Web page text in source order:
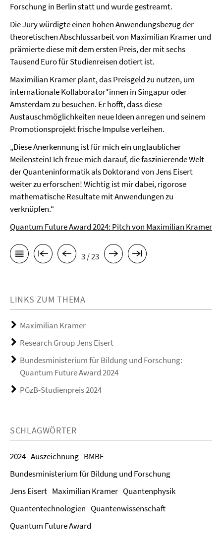
Forschung in Berlin statt und wurde gestreamt.
Die Jury würdigte einen hohen Anwendungsbezug der
theoretischen Abschlussarbeit von Maximilian Kramer und
prämierte diese mit dem ersten Preis, der mit sechs
Tausend Euro für Studienreisen dotiert ist.
Maximilian Kramer plant, das Preisgeld zu nutzen, um
internationale Kollaborator*innen in Singapur oder
Amsterdam zu besuchen. Er hofft, dass diese
Austauschmöglichkeiten neue Ideen anregen und seinem
Promotionsprojekt frische Impulse verleihen.
„Diese Anerkennung ist für mich ein unglaublicher
Meilenstein! Ich freue mich darauf, die faszinierende Welt
der Quanteninformatik als Doktorand von Jens Eisert
weiter zu erforschen! Wichtig ist mir dabei, rigorose
mathematische Resultate mit Anwendungen zu
verknüpfen.“
Quantum Future Award 2024: Pitch von Maximilian Kramer
3 / 23
LINKS ZUM THEMA
Maximilian Kramer
Research Group Jens Eisert
Bundesministerium für Bildung und Forschung:
Quantum Future Award 2024
PGzB-Studienpreis 2024
SCHLAGWÖRTER
2024 Auszeichnung BMBF
Bundesministerium für Bildung und Forschung
Jens Eisert Maximilian Kramer Quantenphysik
Quantentechnologien Quantenwissenschaft
Quantum Future Award